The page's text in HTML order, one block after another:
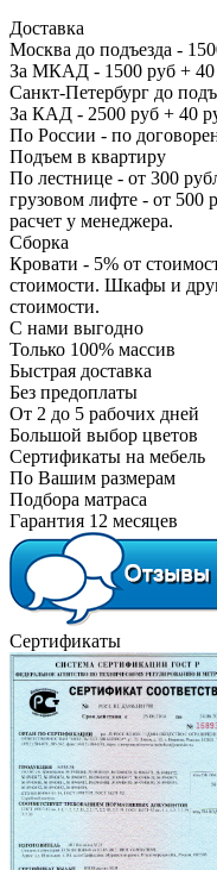
Доставка
Москва до подъезда -
За МКАД - 1500 руб + 40
Санкт-Петербург до
За КАД - 2500 руб + 40
По России - по
Подъем в квартиру
По лестнице - от 300
грузовом лифте - от 500
расчет у менеджера.
Сборка
Кровати - 5% от
стоимости. Шкафы и
стоимости.
С нами выгодно
Только 100% массив
Быстрая доставка
Без предоплаты
От 2 до 5 рабочих дней
Большой выбор цветов
Сертификаты на мебель
По Вашим размерам
Подбора матраса
Гарантия 12 месяцев
Сертификаты